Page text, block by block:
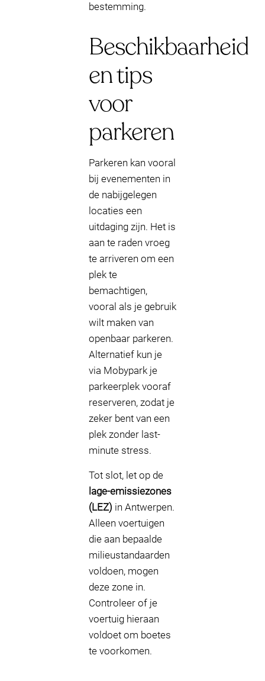
bestemming.
Beschikbaarheid
en tips
voor
parkeren
Parkeren kan vooral
bij evenementen in
de nabijgelegen
locaties een
uitdaging zijn. Het is
aan te raden vroeg
te arriveren om een
plek te
bemachtigen,
vooral als je gebruik
wilt maken van
openbaar parkeren.
Alternatief kun je
via Mobypark je
parkeerplek vooraf
reserveren, zodat je
zeker bent van een
plek zonder last-
minute stress.
Tot slot, let op de
lage-emissiezones
(LEZ) in Antwerpen.
Alleen voertuigen
die aan bepaalde
milieustandaarden
voldoen, mogen
deze zone in.
Controleer of je
voertuig hieraan
voldoet om boetes
te voorkomen.